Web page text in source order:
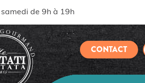
de 9h à 19h
CONTACT